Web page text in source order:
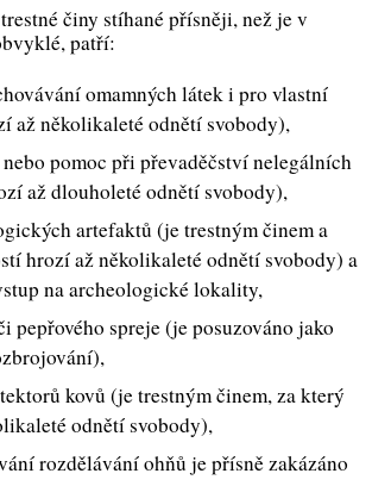
činy stíhané přísněji, než je v
patří:
omamných látek i pro vlastní
až několikaleté odnětí svobody),
pomoc při převaděčství nelegálních
až dlouholeté odnětí svobody),
artefaktů (je trestným činem a
hrozí až několikaleté odnětí svobody) a
na archeologické lokality,
pepřového spreje (je posuzováno jako
kovů (je trestným činem, za který
odnětí svobody),
rozdělávání ohňů je přísně zakázáno